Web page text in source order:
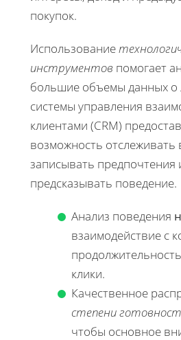
покупок.
Использование
инструментов помогает
большие объемы данных о
системы управления
клиентами (CRM)
возможность отслеживать
записывать предпочтения
предсказывать поведение.
Анализ поведения
взаимодействие с
клики.
Качественное
степени
чтобы основное